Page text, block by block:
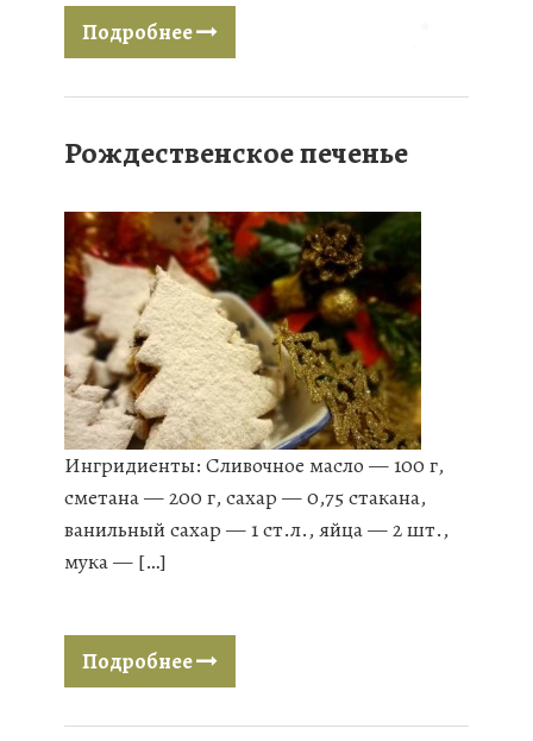
Подробнее
Рождественское печенье
Ингридиенты: Сливочное масло — 100 г,
сметана — 200 г, сахар — 0,75 стакана,
ванильный сахар — 1 ст.л., яйца — 2 шт.,
мука — […]
Подробнее